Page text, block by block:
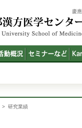
慶
> 研究業績